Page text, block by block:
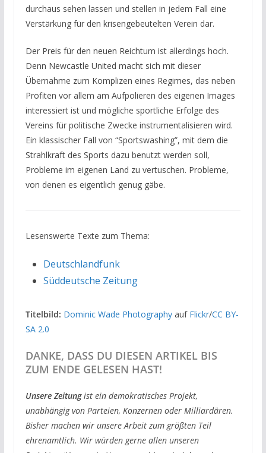
durchaus sehen lassen und stellen in jedem Fall eine
Verstärkung für den krisengebeutelten Verein dar.
Der Preis für den neuen Reichtum ist allerdings hoch.
Denn Newcastle United macht sich mit dieser
Übernahme zum Komplizen eines Regimes, das neben
Profiten vor allem am Aufpolieren des eigenen Images
interessiert ist und mögliche sportliche Erfolge des
Vereins für politische Zwecke instrumentalisieren wird.
Ein klassischer Fall von “Sportswashing”, mit dem die
Strahlkraft des Sports dazu benutzt werden soll,
Probleme im eigenen Land zu vertuschen. Probleme,
von denen es eigentlich genug gäbe.
Lesenswerte Texte zum Thema:
Deutschlandfunk
Süddeutsche Zeitung
Titelbild: Dominic Wade Photographyauf Flickr/CC BY-
SA 2.0
DANKE, DASS DU DIESEN ARTIKEL BIS
ZUM ENDE GELESEN HAST!
Unsere Zeitungist ein demokratisches Projekt,
unabhängig von Parteien, Konzernen oder Milliardären.
Bisher machen wir unsere Arbeit zum größten Teil
ehrenamtlich. Wir würden gerne allen unseren